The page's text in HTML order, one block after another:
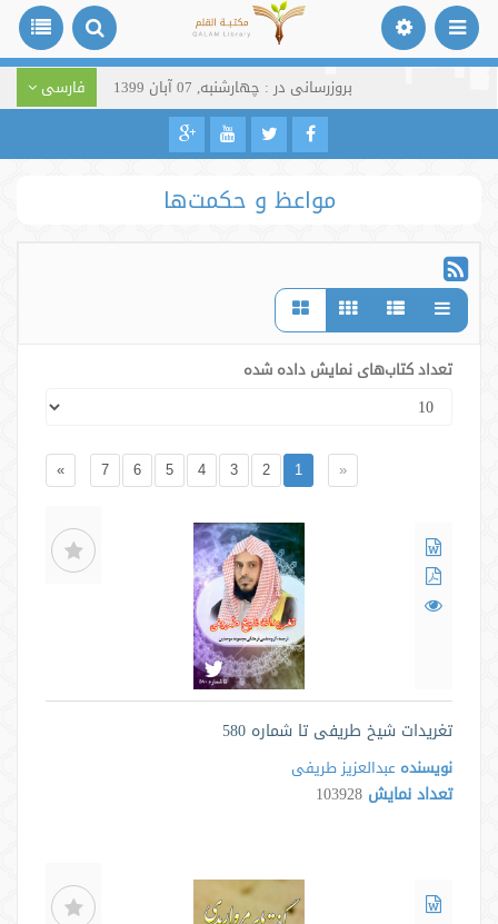
بروزرسانی در : چهارشنبه, 07 آبان 1399 فارسی
مواعظ و حکمت‌ها
تعداد کتاب‌های نمایش داده شده
«
1
2
3
4
5
6
7
»
تغریدات شیخ طریفی تا شماره 580
نویسنده عبدالعزیز طریفی
تعداد نمایش 103928